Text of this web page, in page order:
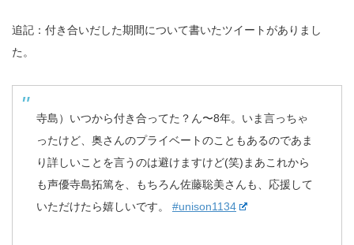
追記：付き合いだした期間について書いたツイートがありまし
た。
寺島）いつから付き合ってた？ん〜8年。いま言っちゃ
ったけど、奥さんのプライベートのこともあるのであま
り詳しいことを言うのは避けますけど(笑)まあこれから
も声優寺島拓篤を、もちろん佐藤聡美さんも、応援して
いただけたら嬉しいです。 #unison1134